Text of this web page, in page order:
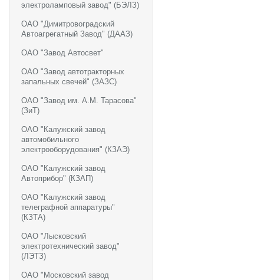
электроламповый завод" (БЭЛЗ)
ОАО "Димитровоградский
Автоагрегатный Завод" (ДААЗ)
ОАО "Завод Автосвет"
ОАО "Завод автотракторных
запальных свечей" (ЗАЗС)
ОАО "Завод им. А.М. Тарасова"
(ЗиТ)
ОАО "Калужский завод
автомобильного
электрооборудования" (КЗАЭ)
ОАО "Калужский завод
Автоприбор" (КЗАП)
ОАО "Калужский завод
телеграфной аппаратуры"
(КЗТА)
ОАО "Лысковский
электротехнический завод"
(ЛЭТЗ)
ОАО "Московский завод